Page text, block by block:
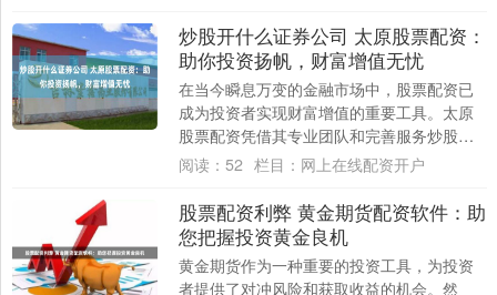
炒股开什么证券公司 太原股票配资：
助你投资扬帆，财富增值无忧
在当今瞬息万变的金融市场中，股票配资已
成为投资者实现财富增值的重要工具。太原
股票配资凭借其专业团队和完善服务炒股开
什么证券公司，为投资者提供安全可靠的配
阅读： 52 栏目： 网上在线配资开户
股票配资利弊 黄金期货配资软件：助
您把握投资黄金良机
黄金期货作为一种重要的投资工具，为投资
者提供了对冲风险和获取收益的机会。然